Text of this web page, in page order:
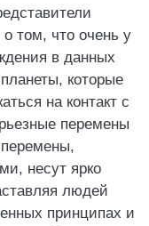
том, что очень у
в данных
которые
на контакт с
перемены
несут ярко
людей
принципах и